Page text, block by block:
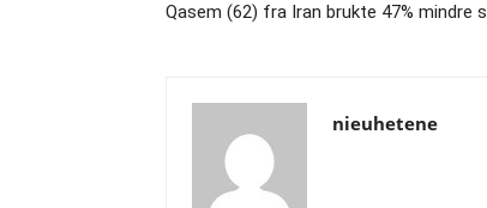
Qasem (62) fra Iran brukte 47% mindre
nieuhetene